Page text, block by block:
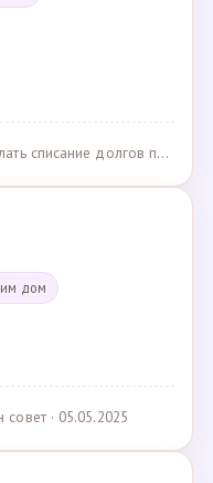
долгов по жкх? · 02.05.2025
дом
совет · 05.05.2025